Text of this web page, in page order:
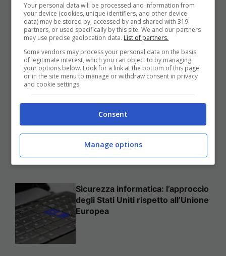
I Pro E I Contro Di Una Nuova Moda
Che Punta A Cambiare Il Tabacco
Per Sempre
25 Novembre 2025
proprio sito web
Sicurezza informatica: l’approccio
degli Stati Uniti rispetto all’Unione
Europea
Your personal data will be processed and information from
your device (cookies, unique identifiers, and other device
data) may be stored by, accessed by and shared with 319
partners, or used specifically by this site. We and our partners
may use precise geolocation data. List of partners.
Some vendors may process your personal data on the basis
of legitimate interest, which you can object to by managing
your options below. Look for a link at the bottom of this page
or in the site menu to manage or withdraw consent in privacy
and cookie settings.
Consent
Manage options